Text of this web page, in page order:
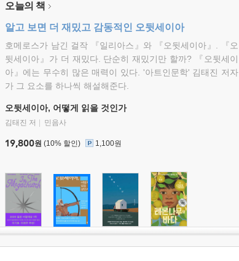
오늘의 책
알고 보면 더 재밌고 감동적인 오뒷세이아
호메로스가 남긴 걸작 『일리아스』와 『오뒷세이아』. 『오
뒷세이아』가 더 재밌다. 단순히 재밌기만 할까? 『오뒷세이
아』에는 무수히 많은 매력이 있다. '아트인문학' 김태진 저자
가 그 요소를 하나씩 해설해준다.
오뒷세이아, 어떻게 읽을 것인가
김태진 저 민음사
19,800원 (10% 할인) 1,100원